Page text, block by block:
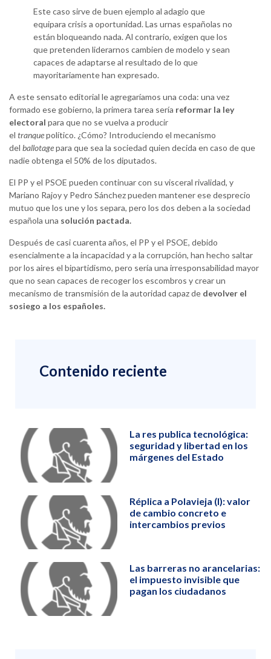
Este caso sirve de buen ejemplo al adagio que
equipara crisis a oportunidad. Las urnas españolas no
están bloqueando nada. Al contrario, exigen que los
que pretenden liderarnos cambien de modelo y sean
capaces de adaptarse al resultado de lo que
mayoritariamente han expresado.
A este sensato editorial le agregaríamos una coda: una vez
formado ese gobierno, la primera tarea sería reformar la ley
electoral para que no se vuelva a producir
el tranquepolítico. ¿Cómo? Introduciendo el mecanismo
del ballotagepara que sea la sociedad quien decida en caso de que
nadie obtenga el 50% de los diputados.
El PP y el PSOE pueden continuar con su visceral rivalidad, y
Mariano Rajoy y Pedro Sánchez pueden mantener ese desprecio
mutuo que los une y los separa, pero los dos deben a la sociedad
española una solución pactada.
Después de casi cuarenta años, el PP y el PSOE, debido
esencialmente a la incapacidad y a la corrupción, han hecho saltar
por los aires el bipartidismo, pero sería una irresponsabilidad mayor
que no sean capaces de recoger los escombros y crear un
mecanismo de transmisión de la autoridad capaz de devolver el
sosiego a los españoles.
Contenido reciente
La res publica tecnológica:
seguridad y libertad en los
márgenes del Estado
Réplica a Polavieja (I): valor
de cambio concreto e
intercambios previos
Las barreras no arancelarias:
el impuesto invisible que
pagan los ciudadanos